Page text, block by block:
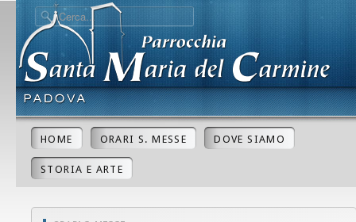
HOME ORARI S. MESSE DOVE SIAMO
STORIA E ARTE